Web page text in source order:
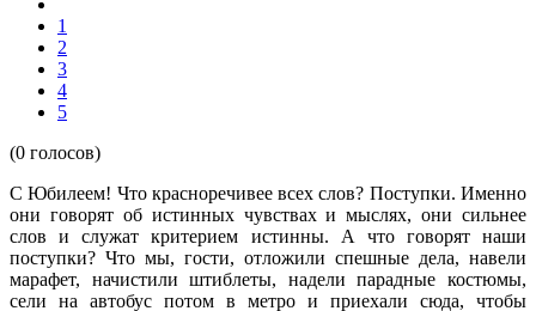
1
2
3
4
5
(0 голосов)
С Юбилеем! Что красноречивее всех слов? Поступки. Именно
они говорят об истинных чувствах и мыслях, они сильнее
слов и служат критерием истинны. А что говорят наши
поступки? Что мы, гости, отложили спешные дела, навели
марафет, начистили штиблеты, надели парадные костюмы,
сели на автобус потом в метро и приехали сюда, чтобы